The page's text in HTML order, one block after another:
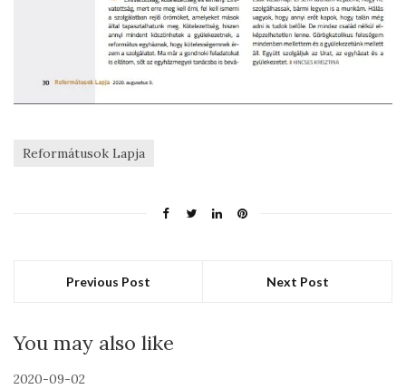
Reformátusok Lapja
Previous Post Next Post
You may also like
2020-09-02